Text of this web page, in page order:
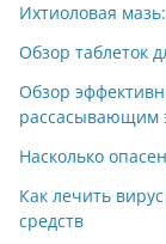
Ихтиоловая
Обзор таблеток
Обзор
рассасывающим
Насколько
Как лечить
средств